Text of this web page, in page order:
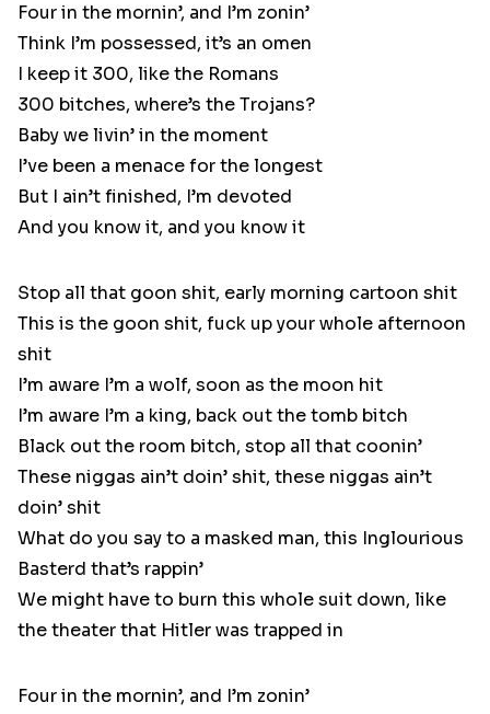
Four in the mornin’, and I’m zonin’
Think I’m possessed, it’s an omen
I keep it 300, like the Romans
300 bitches, where’s the Trojans?
Baby we livin’ in the moment
I’ve been a menace for the longest
But I ain’t finished, I’m devoted
And you know it, and you know it
Stop all that goon shit, early morning cartoon shit
This is the goon shit, fuck up your whole afternoon
shit
I’m aware I’m a wolf, soon as the moon hit
I’m aware I’m a king, back out the tomb bitch
Black out the room bitch, stop all that coonin’
These niggas ain’t doin’ shit, these niggas ain’t
doin’ shit
What do you say to a masked man, this Inglourious
Basterd that’s rappin’
We might have to burn this whole suit down, like
the theater that Hitler was trapped in
Four in the mornin’, and I’m zonin’